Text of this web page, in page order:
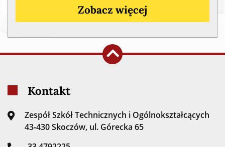
Zobacz więcej
Kontakt
Zespół Szkół Technicznych i Ogólnokształcących
43-430 Skoczów, ul. Górecka 65